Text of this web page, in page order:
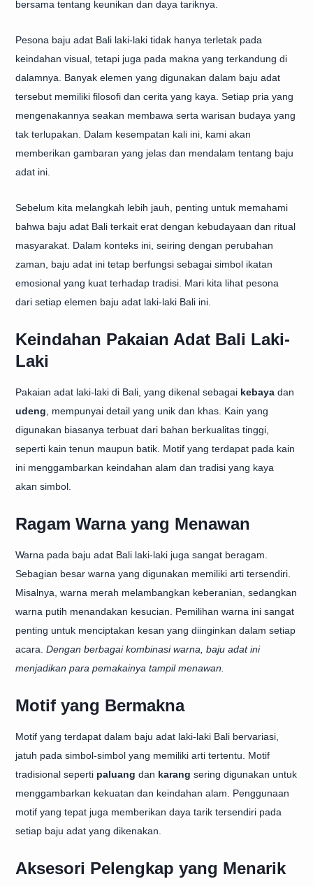
bersama tentang keunikan dan daya tariknya.
Pesona baju adat Bali laki-laki tidak hanya terletak pada
keindahan visual, tetapi juga pada makna yang terkandung di
dalamnya. Banyak elemen yang digunakan dalam baju adat
tersebut memiliki filosofi dan cerita yang kaya. Setiap pria yang
mengenakannya seakan membawa serta warisan budaya yang
tak terlupakan. Dalam kesempatan kali ini, kami akan
memberikan gambaran yang jelas dan mendalam tentang baju
adat ini.
Sebelum kita melangkah lebih jauh, penting untuk memahami
bahwa baju adat Bali terkait erat dengan kebudayaan dan ritual
masyarakat. Dalam konteks ini, seiring dengan perubahan
zaman, baju adat ini tetap berfungsi sebagai simbol ikatan
emosional yang kuat terhadap tradisi. Mari kita lihat pesona
dari setiap elemen baju adat laki-laki Bali ini.
Keindahan Pakaian Adat Bali Laki-
Laki
Pakaian adat laki-laki di Bali, yang dikenal sebagai kebaya dan
udeng , mempunyai detail yang unik dan khas. Kain yang
digunakan biasanya terbuat dari bahan berkualitas tinggi,
seperti kain tenun maupun batik. Motif yang terdapat pada kain
ini menggambarkan keindahan alam dan tradisi yang kaya
akan simbol.
Ragam Warna yang Menawan
Warna pada baju adat Bali laki-laki juga sangat beragam.
Sebagian besar warna yang digunakan memiliki arti tersendiri.
Misalnya, warna merah melambangkan keberanian, sedangkan
warna putih menandakan kesucian. Pemilihan warna ini sangat
penting untuk menciptakan kesan yang diinginkan dalam setiap
acara. Dengan berbagai kombinasi warna, baju adat ini
menjadikan para pemakainya tampil menawan.
Motif yang Bermakna
Motif yang terdapat dalam baju adat laki-laki Bali bervariasi,
jatuh pada simbol-simbol yang memiliki arti tertentu. Motif
tradisional seperti paluang dan karang sering digunakan untuk
menggambarkan kekuatan dan keindahan alam. Penggunaan
motif yang tepat juga memberikan daya tarik tersendiri pada
setiap baju adat yang dikenakan.
Aksesori Pelengkap yang Menarik